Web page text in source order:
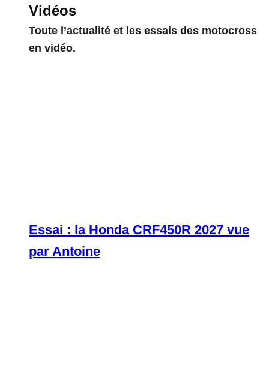
Vidéos
Toute l’actualité et les essais des motocross
en vidéo.
Essai : la Honda CRF450R 2027 vue
par Antoine